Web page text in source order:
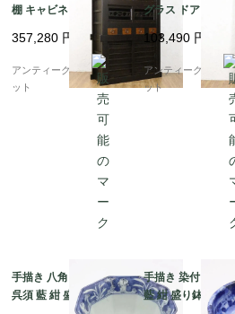
棚 キャビネット 二段重
ね 重厚感 時代家具 ア
ンティーク 骨董 和モダ
ン 町屋家具 台所 古民
357,280 円
アンティークブルーパロ
ット
グラス ドア 扉 1枚
ゃれ 間仕切り 建
ンティーク ヴィン
ジ
103,490 円
アンティークブルー
ット
手描き 八角 染付 中鉢
呉須 藍 紺 盛り鉢 飾り
手描き 染付 中鉢
藍 紺 盛り鉢 飾り